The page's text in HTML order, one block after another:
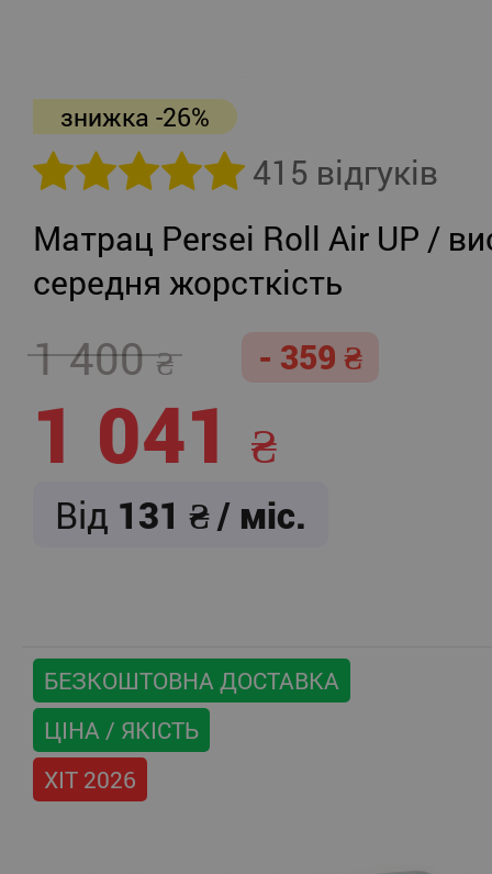
знижка -26%
415 відгуків
Матрац Persei Roll Air UP /
середня жорсткість
1 400 - 359
1 041
Від 131 / міс.
БЕЗКОШТОВНА ДОСТАВКА
ЦІНА / ЯКІСТЬ
ХІТ 2026